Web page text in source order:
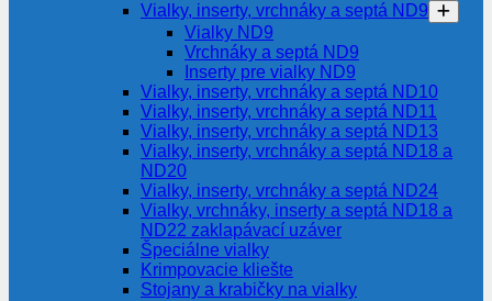
Vialky, inserty, vrchnáky a septá ND9
Vialky ND9
Vrchnáky a septá ND9
Inserty pre vialky ND9
Vialky, inserty, vrchnáky a septá ND10
Vialky, inserty, vrchnáky a septá ND11
Vialky, inserty, vrchnáky a septá ND13
Vialky, inserty, vrchnáky a septá ND18 a
ND20
Vialky, inserty, vrchnáky a septá ND24
Vialky, vrchnáky, inserty a septá ND18 a
ND22 zaklapávací uzáver
Špeciálne vialky
Krimpovacie kliešte
Stojany a krabičky na vialky